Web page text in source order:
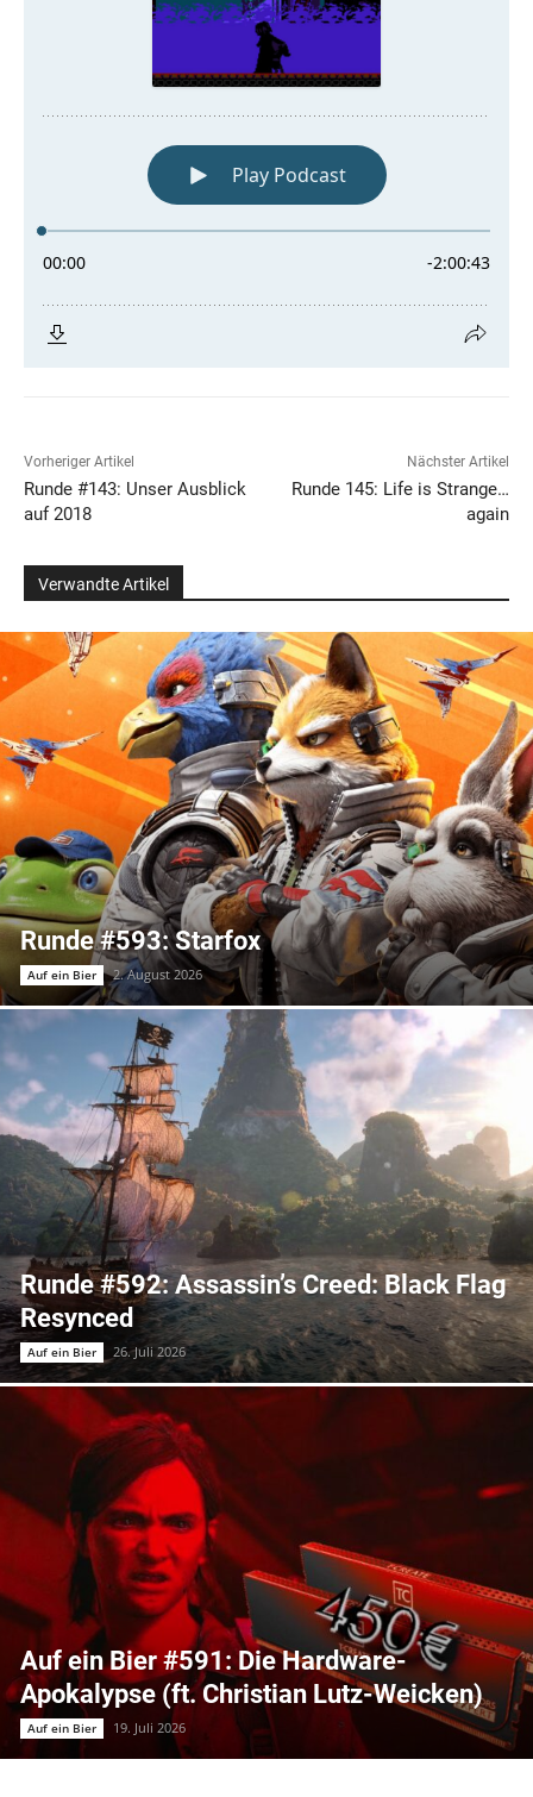
Vorheriger Artikel
Runde #143: Unser Ausblick
auf 2018
Nächster Artikel
Runde 145: Life is Strange…
again
Verwandte Artikel
Runde #593: Starfox
Auf ein Bier 2. August 2026
Runde #592: Assassin’s Creed: Black Flag
Resynced
Auf ein Bier 26. Juli 2026
Auf ein Bier #591: Die Hardware-
Apokalypse (ft. Christian Lutz-Weicken)
Auf ein Bier 19. Juli 2026